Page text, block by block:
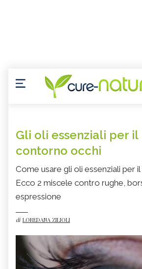
Gli oli essenziali per il
contorno occhi
Come usare gli oli essenziali per
Ecco 2 miscele contro rughe,
espressione
di LOREDANA ZILIOLI